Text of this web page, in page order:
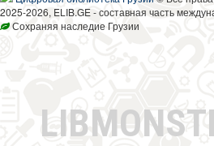
2025-2026, ELIB.GE - составная часть
Сохраняя наследие Грузии